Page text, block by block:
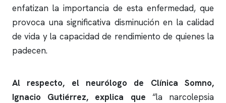
enfatizan la importancia de esta enfermedad, que
provoca una significativa disminución en la calidad
de vida y la capacidad de rendimiento de quienes la
padecen.
Al respecto, el neurólogo de Clínica Somno,
Ignacio Gutiérrez, explica que “la narcolepsia